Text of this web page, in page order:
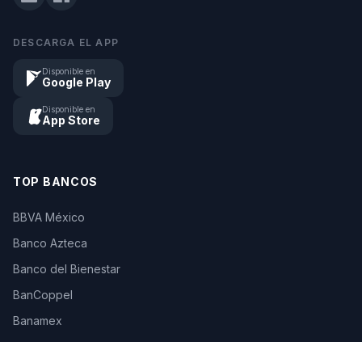
DESCARGA EL APP
Disponible en
Google Play
Disponible en
App Store
TOP BANCOS
BBVA México
Banco Azteca
Banco del Bienestar
BanCoppel
Banamex